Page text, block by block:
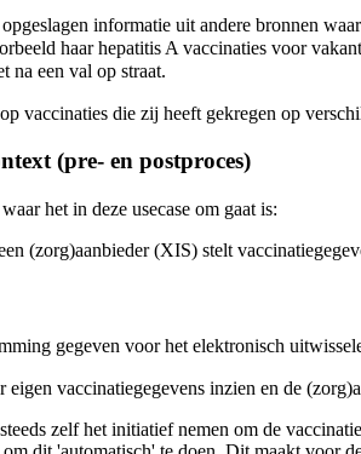
informatie uit andere bronnen
haar hepatitis A vaccinaties voor
na een val op straat.
vaccinaties die zij heeft gekregen op
(pre- en postproces)
het in deze usecase om gaat is:
(zorg)aanbieder (XIS) stelt
gegeven voor het elektronisch
vaccinatiegegevens inzien en de
zelf het initiatief nemen om de